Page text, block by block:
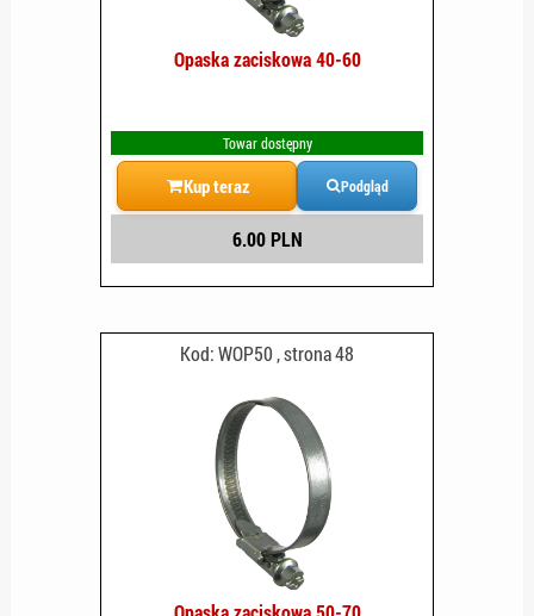
Opaska zaciskowa 40-60
Towar dostępny
Kup teraz Podgląd
6.00 PLN
Kod: WOP50 , strona 48